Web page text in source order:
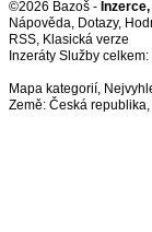
©2026 Bazoš -
Nápověda, Dotazy,
RSS,
Inzeráty Služby celkem:
Mapa kategorií,
Země: Česká republika,